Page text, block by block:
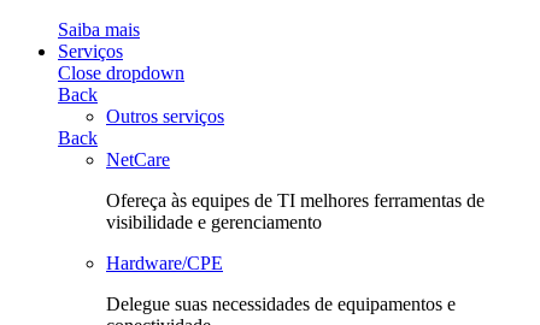
Saiba mais
Serviços
Close dropdown
Back
Outros serviços
Back
NetCare
Ofereça às equipes de TI melhores ferramentas de
visibilidade e gerenciamento
Hardware/CPE
Delegue suas necessidades de equipamentos e